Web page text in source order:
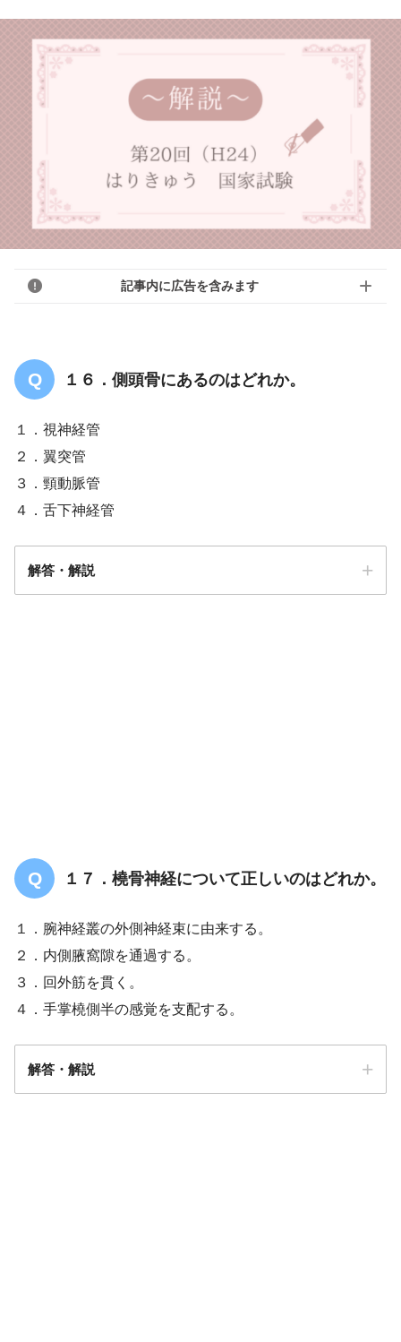
記事内に広告を含みます
１６．側頭骨にあるのはどれか。
１．視神経管
２．翼突管
３．頸動脈管
４．舌下神経管
解答・解説
１７．橈骨神経について正しいのはどれか。
１．腕神経叢の外側神経束に由来する。
２．内側腋窩隙を通過する。
３．回外筋を貫く。
４．手掌橈側半の感覚を支配する。
解答・解説